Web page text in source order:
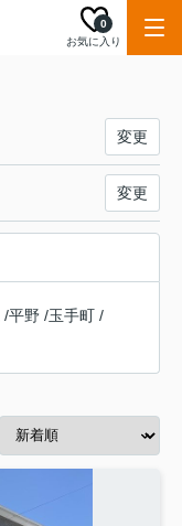
お気に入り
0
変更
変更
/平野 /玉手町 /